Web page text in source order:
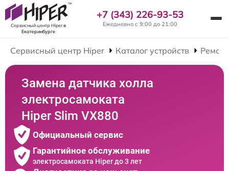
Сервисный центр Hiperв
Екатеринбурге
+7 (343) 226-93-53
Ежедневно с 9:00 до 21:00
Сервисный центр Hiper Каталог устройств
Замена датчика холла
электросамоката
Hiper Slim VX880
Официальный сервис
Гарантийное обслуживание
электросамоката Hiper до 3 лет